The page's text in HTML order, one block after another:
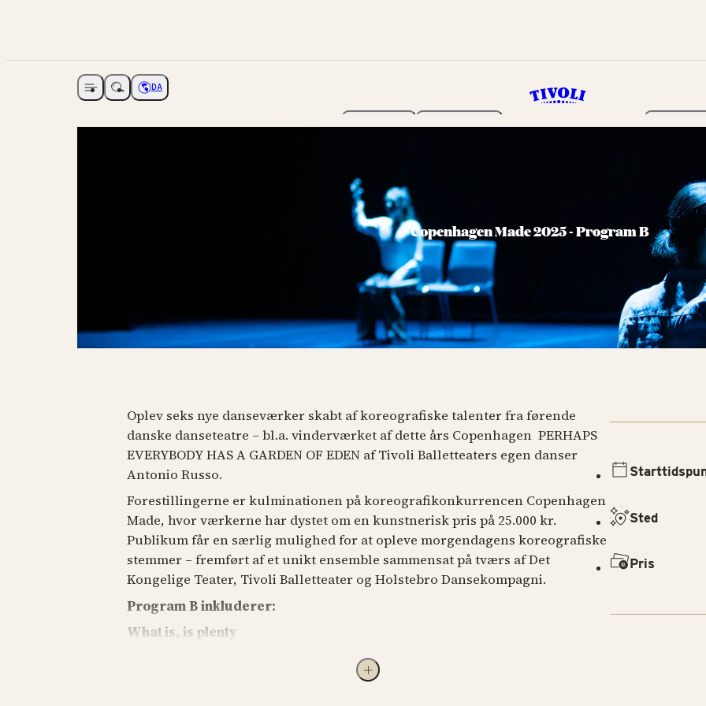
Åbne navigationVælg sprog
DA
Haven Program Billetter
Copenhagen Made 2025 - Program B
Oplev seks nye danseværker skabt af koreografiske talenter fra førende
danske danseteatre – bl.a. vinderværket af dette års Copenhagen PERHAPS
EVERYBODY HAS A GARDEN OF EDENaf Tivoli Balletteaters egen danser
Antonio Russo.
Forestillingerne er kulminationen på koreografikonkurrencen Copenhagen
Made, hvor værkerne har dystet om en kunstnerisk pris på 25.000 kr.
Publikum får en særlig mulighed for at opleve morgendagens koreografiske
stemmer – fremført af et unikt ensemble sammensat på tværs af Det
Kongelige Teater, Tivoli Balletteater og Holstebro Dansekompagni.
Program B inkluderer:
What is, is plenty
Inspireret af ordsproget "græsset er altid grønnere på den anden side"
Sted
Pris